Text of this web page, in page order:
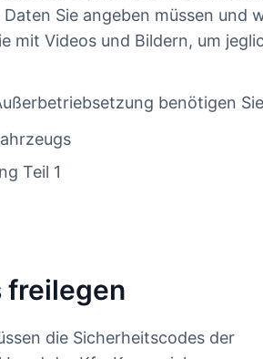
Sie angeben müssen und
mit Videos und Bildern, um
benötigen
Teil 1
freilegen
die Sicherheitscodes der